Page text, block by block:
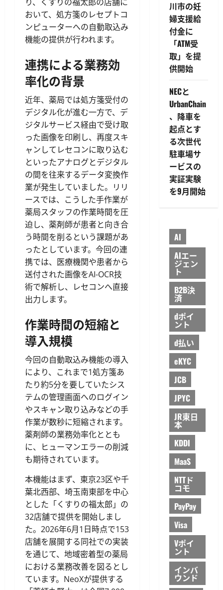
おいて、処方箋のレセプトコ
ンピューターへの自動取込み
機能の提供が行われます。
連携による業務効
率化の背景
近年、薬局では処方箋受付の
デジタル化が進む一方で、デ
ジタルサービス経由で受け取
った画像を印刷し、再度スキ
ャンしてレセコンに取り込む
といったアナログとデジタル
の間を往来するデータ変換作
業が発生していました。リリ
ースでは、こうした手作業が
薬局スタッフの作業時間を圧
迫し、薬剤師が患者と向き合
う時間を削るという課題があ
ったとしています。今回の連
携では、医療機関や患者から
送付された画像をAI-OCR技
術で解析し、レセコンへ直接
出力します。
作業時間の短縮と
導入規模
今回の自動取込み機能の導入
により、これまで1処方箋あ
たり約5分を要していたシス
テムの管理画面へのログイン
やスキャン取り込みなどの手
作業が数秒に短縮されます。
薬剤師の業務効率化ととも
に、ヒューマンエラーの削減
も期待されています。
本機能はまず、東京23区や千
葉北西部、埼玉南東部を中心
とした「くすりの福太郎」の
32店舗で提供を開始しまし
た。2026年6月1日時点で153
店舗を展開する同社での実装
を通じて、地域密着型の薬局
における業務改善を図るとし
ています。NeoXが提供する
川市の妊
婦支援給
付金に
「ATM受
取」を提
供開始
NECと
UrbanChain
、降車を
起点とす
る次世代
駐車場サ
ービスの
実証実験
を9月開始
AI
AIエー
ジェン
ト
B2B決
済
dポイ
ント
d払い
eKYC
JCB
JPYC
JR東日
本
KDDI
MaaS
NTTド
コモ
PayPay
Visa
Vポイ
ント
インバ
ウンド